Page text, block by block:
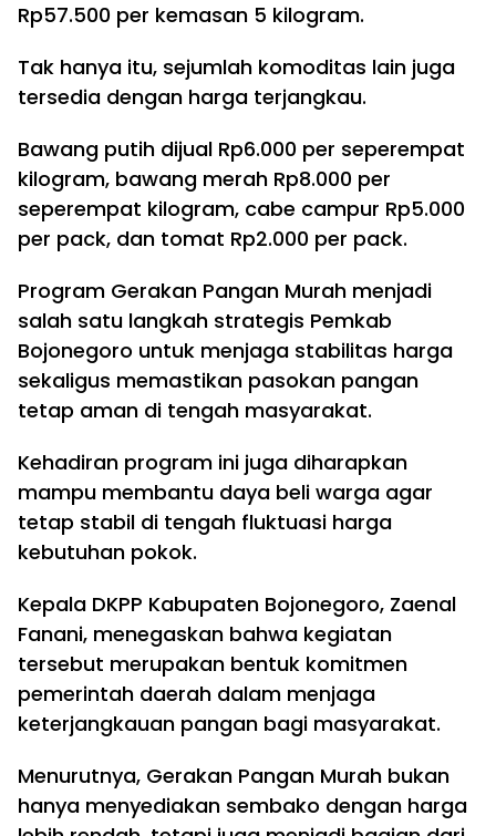
Rp57.500 per kemasan 5 kilogram.
Tak hanya itu, sejumlah komoditas lain juga
tersedia dengan harga terjangkau.
Bawang putih dijual Rp6.000 per seperempat
kilogram, bawang merah Rp8.000 per
seperempat kilogram, cabe campur Rp5.000
per pack, dan tomat Rp2.000 per pack.
Program Gerakan Pangan Murah menjadi
salah satu langkah strategis Pemkab
Bojonegoro untuk menjaga stabilitas harga
sekaligus memastikan pasokan pangan
tetap aman di tengah masyarakat.
Kehadiran program ini juga diharapkan
mampu membantu daya beli warga agar
tetap stabil di tengah fluktuasi harga
kebutuhan pokok.
Kepala DKPP Kabupaten Bojonegoro, Zaenal
Fanani, menegaskan bahwa kegiatan
tersebut merupakan bentuk komitmen
pemerintah daerah dalam menjaga
keterjangkauan pangan bagi masyarakat.
Menurutnya, Gerakan Pangan Murah bukan
hanya menyediakan sembako dengan harga